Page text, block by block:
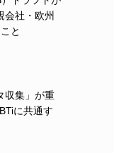
社・欧州
と
収集」が重
に共通す